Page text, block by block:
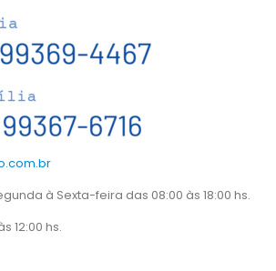
à Sexta-feira das 08:00 às 18:00 hs.
12:00 hs.